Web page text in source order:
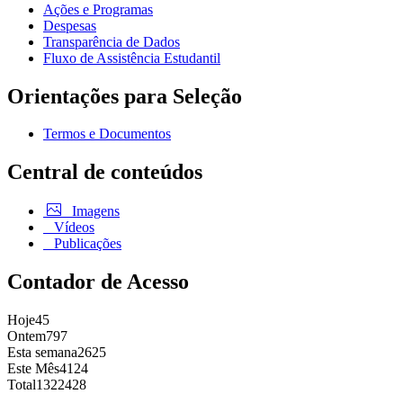
Ações e Programas
Despesas
Transparência de Dados
Fluxo de Assistência Estudantil
Orientações para Seleção
Termos e Documentos
Central de conteúdos
Imagens
Vídeos
Publicações
Contador de Acesso
Hoje45
Ontem797
Esta semana2625
Este Mês4124
Total1322428